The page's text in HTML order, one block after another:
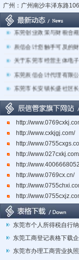
广州：广州南沙丰泽东路
立足莞深，辐射湾区：
东莞创业政策与财税合规
辰信会计您触手可及的财
关于东莞市经营主体电子
东莞辰信会计代理有限公
东莞市长安镇长盛社区长
http://
http://www.cxkjgj.com/
http://
http://
http://
http://www.0769cx.cn/
http://
http://
东莞市个人所得税自行
东莞工商登记表格下载
东莞市办理工商营业执